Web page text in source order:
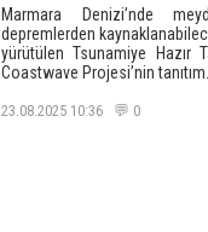
Marmara Denizi’nde
depremlerden
yürütülen Tsunamiye Hazır
Coastwave Projesi’nin tanıtım…
23.08.2025 10:36 💬 0